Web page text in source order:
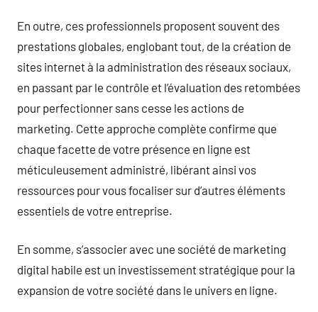
En outre, ces professionnels proposent souvent des
prestations globales, englobant tout, de la création de
sites internet à la administration des réseaux sociaux,
en passant par le contrôle et l’évaluation des retombées
pour perfectionner sans cesse les actions de
marketing. Cette approche complète confirme que
chaque facette de votre présence en ligne est
méticuleusement administré, libérant ainsi vos
ressources pour vous focaliser sur d’autres éléments
essentiels de votre entreprise.
En somme, s’associer avec une société de marketing
digital habile est un investissement stratégique pour la
expansion de votre société dans le univers en ligne.